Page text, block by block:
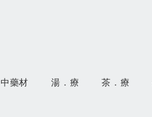
中藥材 湯．療 茶．療